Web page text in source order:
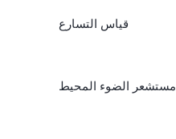
قياس التسارع
مستشعر الضوء المحيط